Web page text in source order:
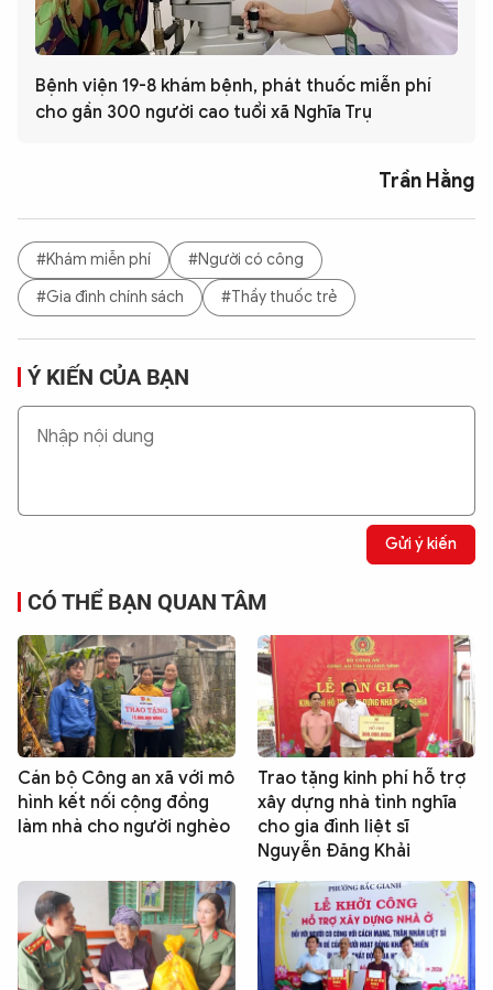
Bệnh viện 19-8 khám bệnh, phát thuốc miễn phí
cho gần 300 người cao tuổi xã Nghĩa Trụ
Trần Hằng
#Khám miễn phí
#Người có công
#Gia đình chính sách
#Thầy thuốc trẻ
Ý KIẾN CỦA BẠN
Gửi ý kiến
CÓ THỂ BẠN QUAN TÂM
Cán bộ Công an xã với mô
hình kết nối cộng đồng
làm nhà cho người nghèo
Trao tặng kinh phí hỗ trợ
xây dựng nhà tình nghĩa
cho gia đình liệt sĩ
Nguyễn Đăng Khải